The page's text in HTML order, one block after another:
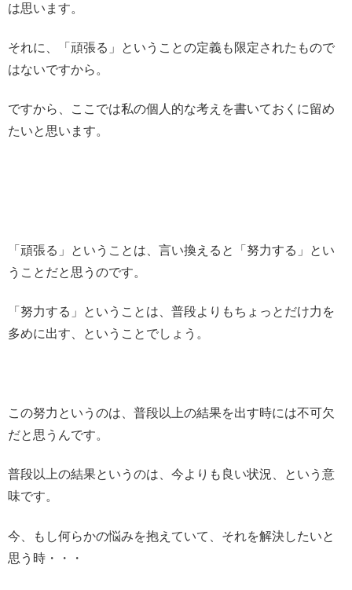
は思います。
それに、「頑張る」ということの定義も限定されたもので
はないですから。
ですから、ここでは私の個人的な考えを書いておくに留め
たいと思います。
「頑張る」ということは、言い換えると「努力する」とい
うことだと思うのです。
「努力する」ということは、普段よりもちょっとだけ力を
多めに出す、ということでしょう。
この努力というのは、普段以上の結果を出す時には不可欠
だと思うんです。
普段以上の結果というのは、今よりも良い状況、という意
味です。
今、もし何らかの悩みを抱えていて、それを解決したいと
思う時・・・